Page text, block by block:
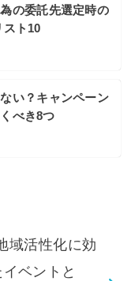
の委託先選定時の
スト10
い？キャンペーン
べき8つ
域活性化に効
ベントと